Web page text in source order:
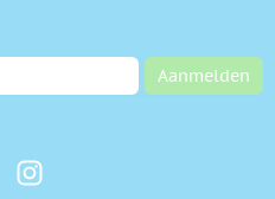
Aanmelden